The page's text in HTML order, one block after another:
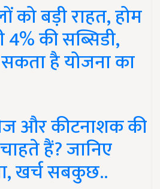
को बड़ी राहत, होम
की सब्सिडी,
है योजना का
और कीटनाशक की
हैं? जानिए
खर्च सबकुछ..